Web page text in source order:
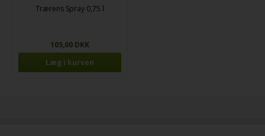
Trærens Spray 0,75 l
105,00 DKK